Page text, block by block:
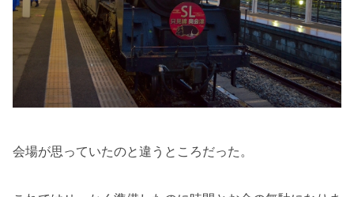
会場が思っていたのと違うところだった。